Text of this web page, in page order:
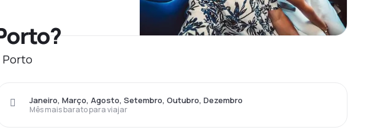
Porto
Mês mais barato para viajar
Janeiro, Março, Agosto, Setembro, Outubro, Dezembro